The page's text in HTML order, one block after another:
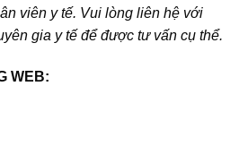
viên y tế. Vui lòng liên hệ với
gia y tế để được tư vấn cụ thể.
WEB: